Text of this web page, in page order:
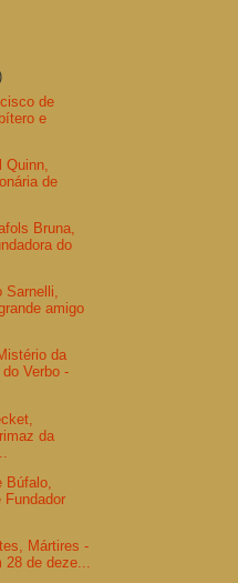
de
e
Quinn,
de
Bruna,
do
Sarnelli,
amigo
da
Verbo -
da
Búfalo,
Fundador
Mártires -
28 de deze...